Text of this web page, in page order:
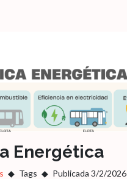
Energética
Tags Publicada 3/2/2026